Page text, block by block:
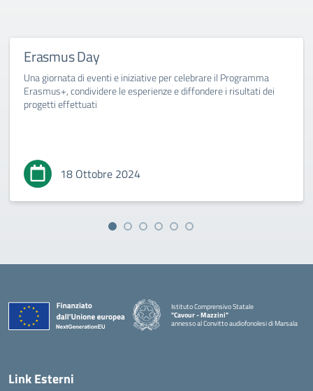
Erasmus Day
Una giornata di eventi e iniziative per celebrare il Programma
Erasmus+, condividere le esperienze e diffondere i risultati dei
progetti effettuati
18 Ottobre 2024
Istituto Comprensivo Statale
"Cavour - Mazzini"
annesso al Convitto audiofonolesi di Marsala
Link Esterni